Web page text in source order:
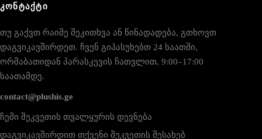
ᲙᲝᲜᲢᲐᲥᲢᲘ
თუ გაქვთ რაიმე შეკითხვა ან წინადადება, გთხოვთ
დაგვიკავშირდეთ. ჩვენ გიპასუხებთ 24 საათში,
ორშაბათიდან პარასკევის ჩათვლით, 9:00–17:00
საათამდე.
contact@plushis.ge
ჩემი შეკვეთის თვალყურის დევნება
დაგვიკავშირდით თქვენი შეკვეთის შესახებ